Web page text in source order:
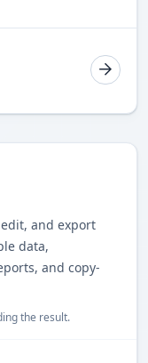
and export
data,
and copy-
the result.